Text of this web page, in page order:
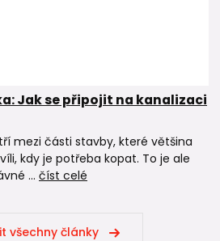
Jak se připojit na kanalizaci
mezi části stavby, které většina
kdy je potřeba kopat. To je ale
... číst celé
všechny články